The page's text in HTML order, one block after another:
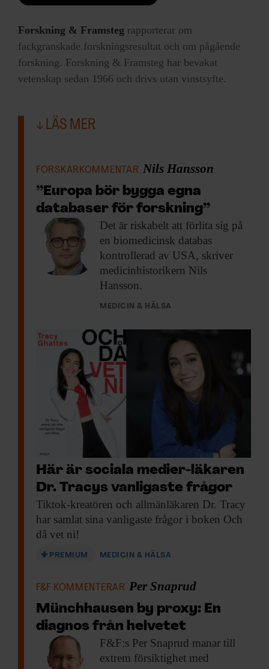
Forskning & Framsteg rapporterar om
fackgranskade forskningsresultat och om pågående
forskning. Forskning & Framsteg har bevakat
vetenskap sedan 1966 och drivs utan vinstsyfte.
LÄS MER
FORSKARKOMMENTAR Nils Hansson
”Europa bör bygga egna
databaser för forskning”
Det är riskabelt att förlita sig på
en biomedicinsk databas
kontrollerad av USA, skriver
medicinhistorikern Nils
Hansson.
MEDICIN & HÄLSA
Här är sociala medier-läkaren
Dr. Tracys vanligaste frågor
Tiktok-kreatören och allmänläkaren Dr. Tracy
har samlat sina vanligaste frågor i boken Och
då vet ni!
PREMIUM MEDICIN & HÄLSA
F&F KOMMENTERAR Per Snaprud
Münchhausen by proxy: En
diagnos från helvetet
F&F:s Per Snaprud manar till
extrem försiktighet med